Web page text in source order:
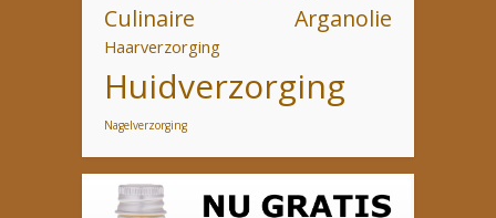
Culinaire Arganolie
Haarverzorging
Huidverzorging
Nagelverzorging